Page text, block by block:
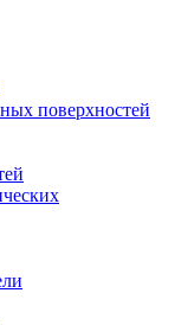
поверхностей